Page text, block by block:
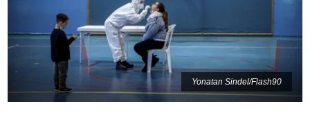
Yonatan Sindel/Flash90